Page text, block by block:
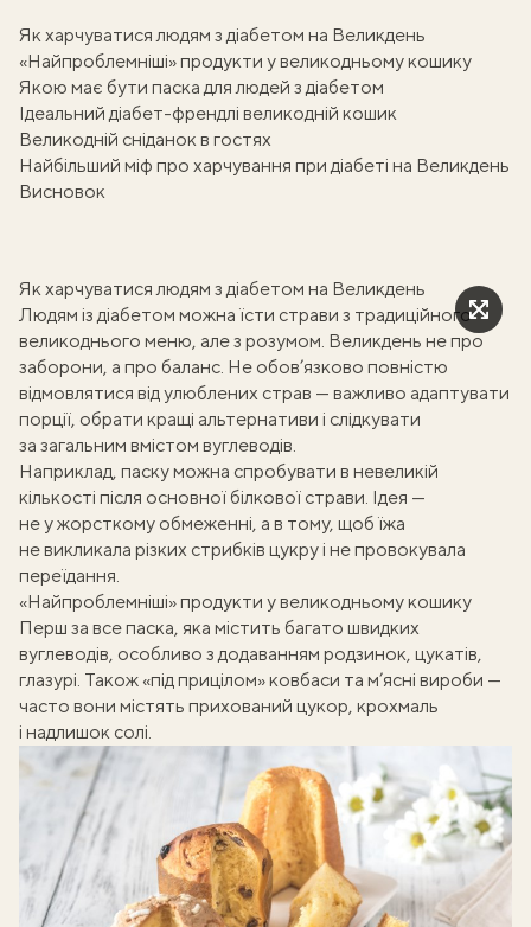
Як харчуватися людям з діабетом на Великдень
«Найпроблемніші» продукти у великодньому кошику
Якою має бути паска для людей з діабетом
Ідеальний діабет-френдлі великодній кошик
Великодній сніданок в гостях
Найбільший міф про харчування при діабеті на Великдень
Висновок
Як харчуватися людям з діабетом на Великдень
Людям із діабетом можна їсти страви з традиційного
великоднього меню, але з розумом. Великдень не про
заборони, а про баланс. Не обов’язково повністю
відмовлятися від улюблених страв — важливо адаптувати
порції, обрати кращі альтернативи і слідкувати
за загальним вмістом вуглеводів.
Наприклад, паску можна спробувати в невеликій
кількості після основної білкової страви. Ідея —
не у жорсткому обмеженні, а в тому, щоб їжа
не викликала різких стрибків цукру і не провокувала
переїдання.
«Найпроблемніші» продукти у великодньому кошику
Перш за все паска, яка містить багато швидких
вуглеводів, особливо з додаванням родзинок, цукатів,
глазурі. Також «під прицілом» ковбаси та м’ясні вироби —
часто вони містять прихований цукор, крохмаль
і надлишок солі.